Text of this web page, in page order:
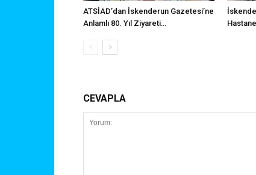
ATSİAD’dan İskenderun Gazetesi’ne
Anlamlı 80. Yıl Ziyareti…
CEVAPLA